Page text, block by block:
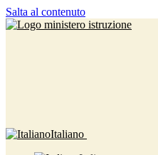
Salta al contenuto
Italiano